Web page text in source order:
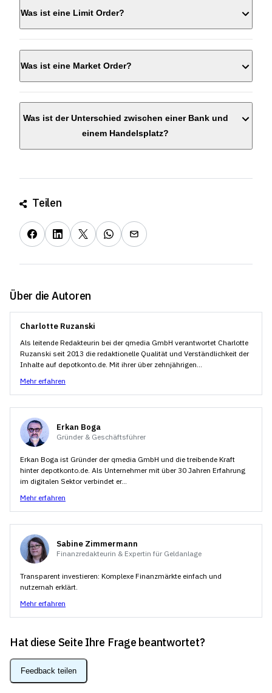
Was ist eine Limit Order?
Was ist eine Market Order?
Was ist der Unterschied zwischen einer Bank und
einem Handelsplatz?
Institution, die eine Vielzahl von Dienstleistungen
anbietet, darunter Einlagen, Kredite,
Anlageberatung und Vermögensverwaltung. Banken
fungieren als Zwischenhändler für Geldtransaktionen
Schwarz bieten die Infrastruktur und die Technologie
für den Handel sowie den Zugang zu den
Finanzmärkten. Sie können physische Börsen sein, an
denen der Handel persönlich stattfindet, oder
elektronische Handelsplätze, die den Handel über das
Internet ermöglichen.
Teilen
Über die Autoren
Charlotte Ruzanski
Als leitende Redakteurin bei der qmedia GmbH verantwortet Charlotte
Ruzanski seit 2013 die redaktionelle Qualität und Verständlichkeit der
Inhalte auf depotkonto.de. Mit ihrer über zehnjährigen...
Mehr erfahren
Erkan Boga
Gründer & Geschäftsführer
Erkan Boga ist Gründer der qmedia GmbH und die treibende Kraft
hinter depotkonto.de. Als Unternehmer mit über 30 Jahren Erfahrung
im digitalen Sektor verbindet er...
Mehr erfahren
Sabine Zimmermann
Finanzredakteurin & Expertin für Geldanlage
Transparent investieren: Komplexe Finanzmärkte einfach und
nutzernah erklärt.
Mehr erfahren
Hat diese Seite Ihre Frage beantwortet?
Feedback teilen